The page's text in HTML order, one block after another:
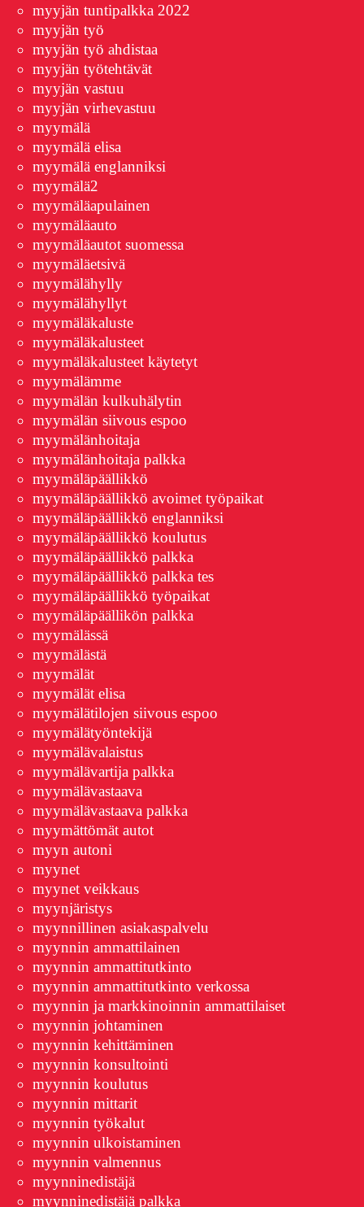
myyjän tuntipalkka 2022
myyjän työ
myyjän työ ahdistaa
myyjän työtehtävät
myyjän vastuu
myyjän virhevastuu
myymälä
myymälä elisa
myymälä englanniksi
myymälä2
myymäläapulainen
myymäläauto
myymäläautot suomessa
myymäläetsivä
myymälähylly
myymälähyllyt
myymäläkaluste
myymäläkalusteet
myymäläkalusteet käytetyt
myymälämme
myymälän kulkuhälytin
myymälän siivous espoo
myymälänhoitaja
myymälänhoitaja palkka
myymäläpäällikkö
myymäläpäällikkö avoimet työpaikat
myymäläpäällikkö englanniksi
myymäläpäällikkö koulutus
myymäläpäällikkö palkka
myymäläpäällikkö palkka tes
myymäläpäällikkö työpaikat
myymäläpäällikön palkka
myymälässä
myymälästä
myymälät
myymälät elisa
myymälätilojen siivous espoo
myymälätyöntekijä
myymälävalaistus
myymälävartija palkka
myymälävastaava
myymälävastaava palkka
myymättömät autot
myyn autoni
myynet
myynet veikkaus
myynjäristys
myynnillinen asiakaspalvelu
myynnin ammattilainen
myynnin ammattitutkinto
myynnin ammattitutkinto verkossa
myynnin ja markkinoinnin ammattilaiset
myynnin johtaminen
myynnin kehittäminen
myynnin konsultointi
myynnin koulutus
myynnin mittarit
myynnin työkalut
myynnin ulkoistaminen
myynnin valmennus
myynninedistäjä
myynninedistäjä palkka